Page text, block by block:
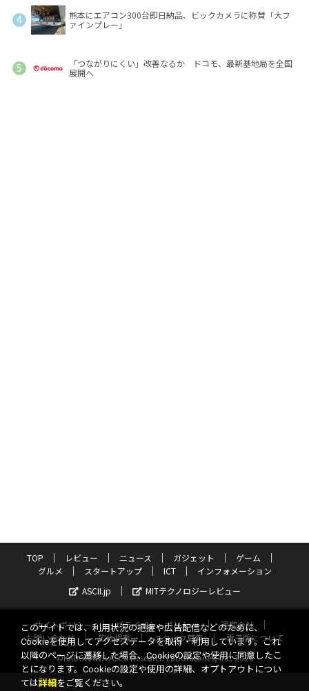
熊本にエアコン300台即日納品、ビックカメラに称賛「大フ
ァインプレー」
「つながりにくい」改善なるか ドコモ、最新基地局を全国
展開へ
TOP レビュー ニュース ガジェット
ゲーム
グルメ
スタートアップ ICT
インフォメーション
ASCII.jp
MITテクノロジーレビュー
サイトポリシー プライバシーポリシー
運営会社
お問い合わせ
広告掲載 スタッフ募集
電子版について
©KADOKAWA ASCII Research Laboratories, Inc. 2026
このサイトでは、利用状況の把握や広告配信などのために、
Cookieを使用してアクセスデータを取得・利用しています。これ
以降のページに遷移した場合、Cookieの設定や使用に同意したこ
とになります。Cookieの設定や使用の詳細、オプトアウトについ
ては詳細 をご覧ください。